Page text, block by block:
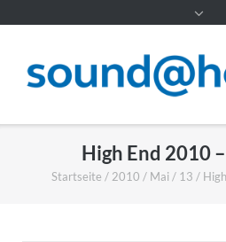
High End 2010
Startseite / 2010 / Mai / 13 /